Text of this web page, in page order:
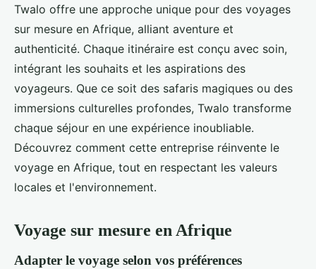
Twalo, spécialiste des voyages
sur mesure en afrique unique
Nina•19 novembre 2024 •6 min de lecture
Twalo offre une approche unique pour des voyages
sur mesure en Afrique, alliant aventure et
authenticité. Chaque itinéraire est conçu avec soin,
intégrant les souhaits et les aspirations des
voyageurs. Que ce soit des safaris magiques ou des
immersions culturelles profondes, Twalo transforme
chaque séjour en une expérience inoubliable.
Découvrez comment cette entreprise réinvente le
voyage en Afrique, tout en respectant les valeurs
locales et l'environnement.
Voyage sur mesure en Afrique
Adapter le voyage selon vos préférences